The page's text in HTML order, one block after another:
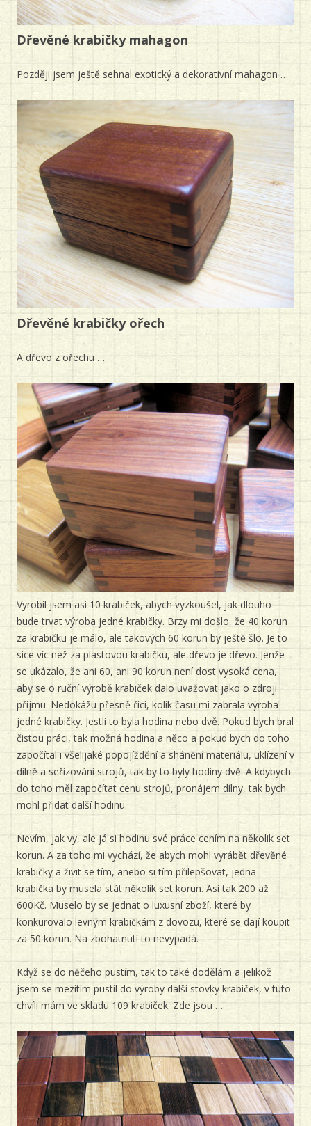
Dřevěné krabičky mahagon
Později jsem ještě sehnal exotický a dekorativní mahagon …
Dřevěné krabičky ořech
A dřevo z ořechu …
Vyrobil jsem asi 10 krabiček, abych vyzkoušel, jak dlouho
bude trvat výroba jedné krabičky. Brzy mi došlo, že 40 korun
za krabičku je málo, ale takových 60 korun by ještě šlo. Je to
sice víc než za plastovou krabičku, ale dřevo je dřevo. Jenže
se ukázalo, že ani 60, ani 90 korun není dost vysoká cena,
aby se o ruční výrobě krabiček dalo uvažovat jako o zdroji
příjmu. Nedokážu přesně říci, kolik času mi zabrala výroba
jedné krabičky. Jestli to byla hodina nebo dvě. Pokud bych bral
čistou práci, tak možná hodina a něco a pokud bych do toho
započítal i všelijaké popojíždění a shánění materiálu, uklízení v
dílně a seřizování strojů, tak by to byly hodiny dvě. A kdybych
do toho měl započítat cenu strojů, pronájem dílny, tak bych
mohl přidat další hodinu.
Nevím, jak vy, ale já si hodinu své práce cením na několik set
korun. A za toho mi vychází, že abych mohl vyrábět dřevěné
krabičky a živit se tím, anebo si tím přilepšovat, jedna
krabička by musela stát několik set korun. Asi tak 200 až
600Kč. Muselo by se jednat o luxusní zboží, které by
konkurovalo levným krabičkám z dovozu, které se dají koupit
za 50 korun. Na zbohatnutí to nevypadá.
Když se do něčeho pustím, tak to také dodělám a jelikož
jsem se mezitím pustil do výroby další stovky krabiček, v tuto
chvíli mám ve skladu 109 krabiček. Zde jsou …